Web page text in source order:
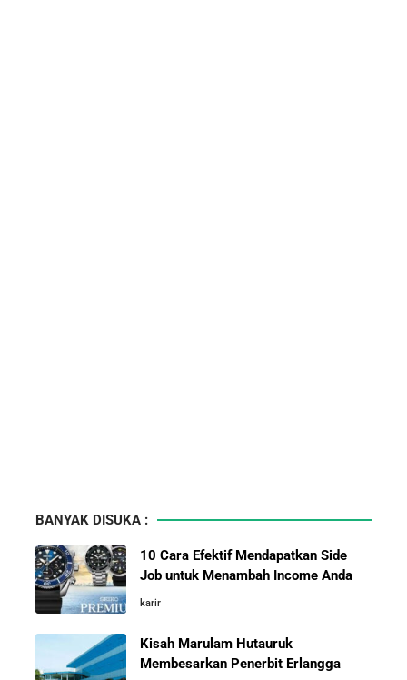
BANYAK DISUKA :
10 Cara Efektif Mendapatkan Side
Job untuk Menambah Income Anda
karir
Kisah Marulam Hutauruk
Membesarkan Penerbit Erlangga